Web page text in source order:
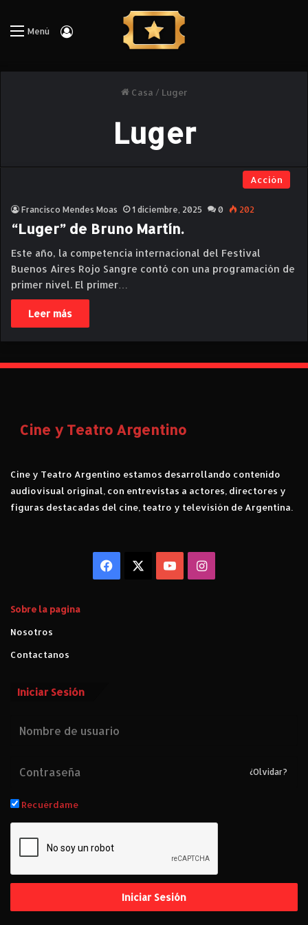
Menú Iniciar Sesión
Casa / Luger
Luger
Acción
Francisco Mendes Moas 1 diciembre, 2025 0 202
“Luger” de Bruno Martín.
Este año, la competencia internacional del Festival
Buenos Aires Rojo Sangre contó con una programación de
primer nivel. El primer…
Leer más
Cine y Teatro Argentino
Cine y Teatro Argentino estamos desarrollando contenido
audiovisual original, con entrevistas a actores, directores y
figuras destacadas del cine, teatro y televisión de Argentina.
Facebook YouTubeInstagram
Sobre la pagina
Nosotros
Contactanos
Iniciar Sesión
¿Olvidar?
Recuérdame
Iniciar Sesión